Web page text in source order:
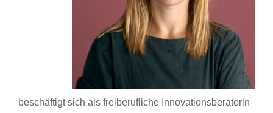
beschäftigt sich als freiberufliche Innovationsberaterin